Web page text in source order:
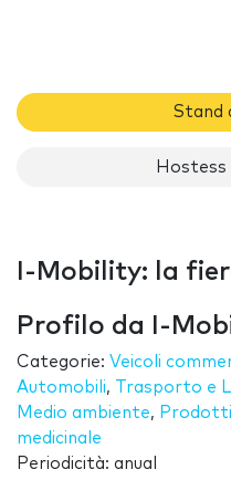
Stand
I-Mobility: la
Profilo da I-
Categorie: Veicoli
Automobili, Trasporto e
Medio ambiente,
medicinale
Periodicità: anual